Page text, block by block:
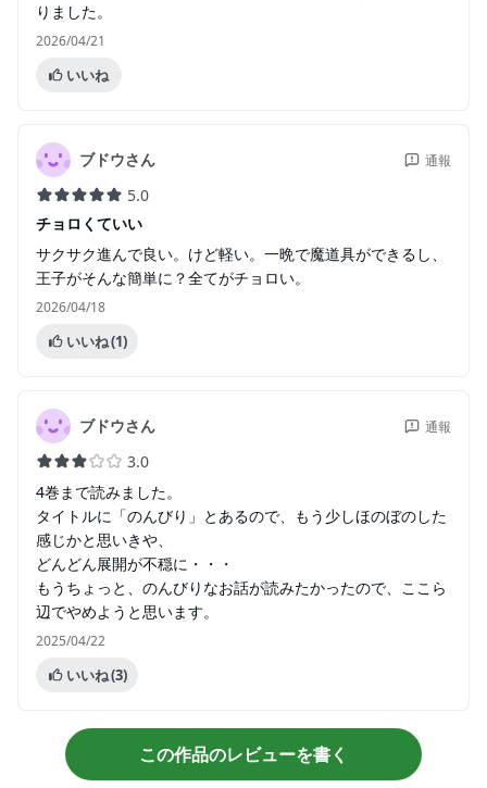
りました。
2026/04/21
いいね
ブドウさん 通報
5.0
チョロくていい
サクサク進んで良い。けど軽い。一晩で魔道具ができるし、
王子がそんな簡単に？全てがチョロい。
2026/04/18
いいね(1)
ブドウさん 通報
3.0
4巻まで読みました。
タイトルに「のんびり」とあるので、もう少しほのぼのした
感じかと思いきや、
どんどん展開が不穏に・・・
もうちょっと、のんびりなお話が読みたかったので、ここら
辺でやめようと思います。
2025/04/22
いいね(3)
この作品のレビューを書く